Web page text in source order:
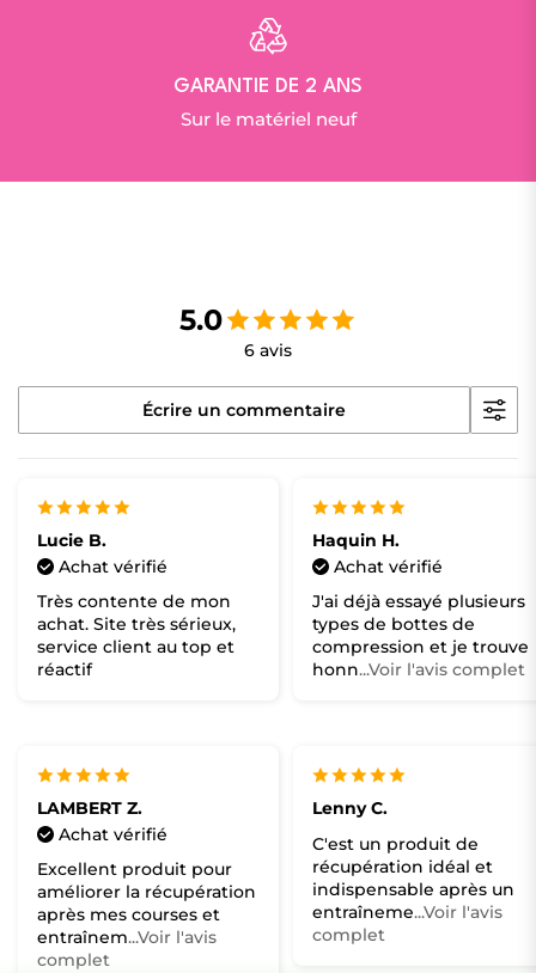
GARANTIE DE 2 ANS
Sur le matériel neuf
5.0
6 avis
Écrire un commentaire
Lucie B.
Achat vérifié
Très contente de mon
achat. Site très sérieux,
service client au top et
réactif
Haquin H.
Achat vérifié
J'ai déjà essayé plusieurs
types de bottes de
compression et je trouve
honn...Voir l'avis complet
LAMBERT Z.
Achat vérifié
Excellent produit pour
améliorer la récupération
après mes courses et
entraînem...Voir l'avis
complet
Lenny C.
C'est un produit de
récupération idéal et
indispensable après un
entraîneme...Voir l'avis
complet